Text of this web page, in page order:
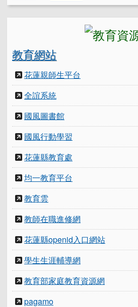
教育網站
花蓮親師生平台
全誼系統
國風圖書館
國風行動學習
花蓮縣教育處
均一教育平台
教育雲
教師在職進修網
花蓮縣openid入口網站
學生生涯輔導網
教育部家庭教育資源網
pagamo